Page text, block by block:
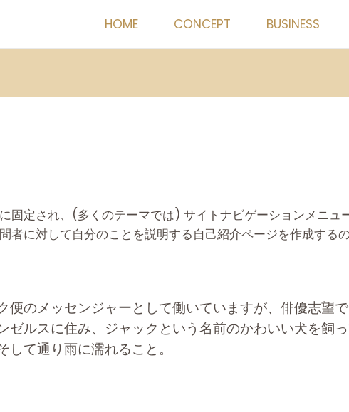
HOME CONCEPT BUSINESS
固定され、(多くのテーマでは) サイトナビゲーションメニュ
者に対して自分のことを説明する自己紹介ページを作成する
便のメッセンジャーとして働いていますが、俳優志望
ゼルスに住み、ジャックという名前のかわいい犬を飼
て通り雨に濡れること。